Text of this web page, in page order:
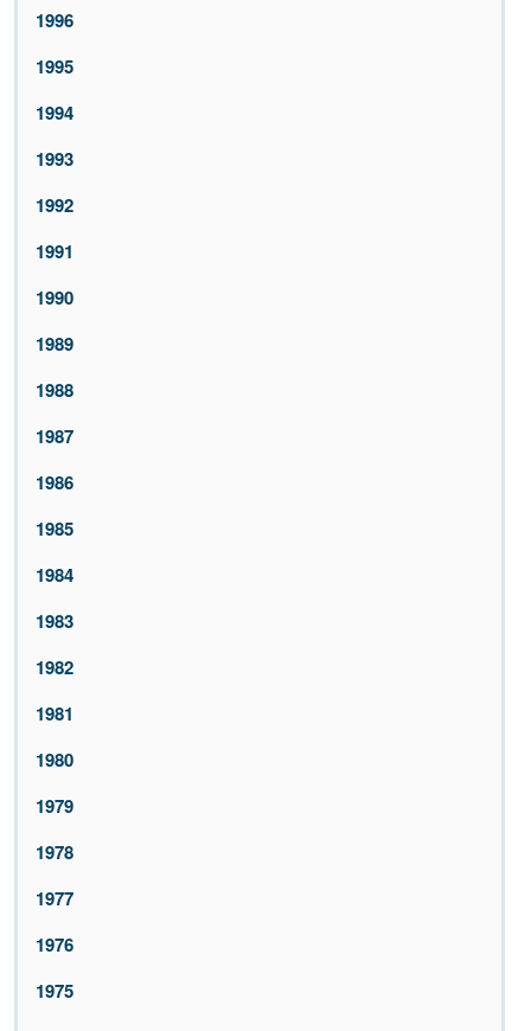
1996
1995
1994
1993
1992
1991
1990
1989
1988
1987
1986
1985
1984
1983
1982
1981
1980
1979
1978
1977
1976
1975